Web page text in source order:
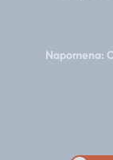
Napomena: